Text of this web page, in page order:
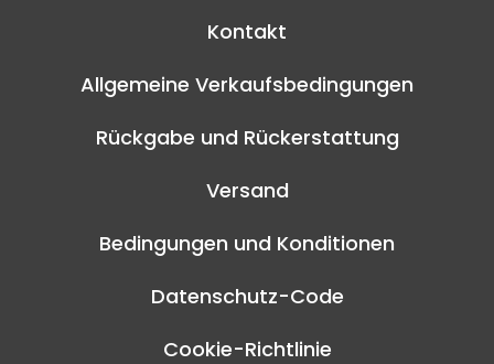
Kontakt
Allgemeine Verkaufsbedingungen
Rückgabe und Rückerstattung
Versand
Bedingungen und Konditionen
Datenschutz-Code
Cookie-Richtlinie